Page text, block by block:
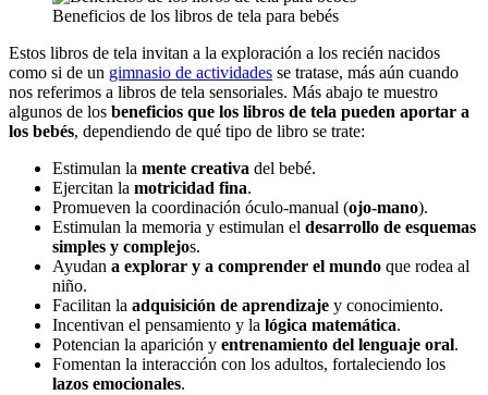
Beneficios de los libros de tela para bebés
Estos libros de tela invitan a la exploración a los recién nacidos
como si de un gimnasio de actividades se tratase, más aún cuando
nos referimos a libros de tela sensoriales. Más abajo te muestro
algunos de los beneficios que los libros de tela pueden aportar a
los bebés, dependiendo de qué tipo de libro se trate:
Estimulan la mente creativa del bebé.
Ejercitan la motricidad fina.
Promueven la coordinación óculo-manual (ojo-mano).
Estimulan la memoria y estimulan el desarrollo de esquemas
simples y complejos.
Ayudan a explorar y a comprender el mundo que rodea al
niño.
Facilitan la adquisición de aprendizaje y conocimiento.
Incentivan el pensamiento y la lógica matemática.
Potencian la aparición y entrenamiento del lenguaje oral.
Fomentan la interacción con los adultos, fortaleciendo los
lazos emocionales.